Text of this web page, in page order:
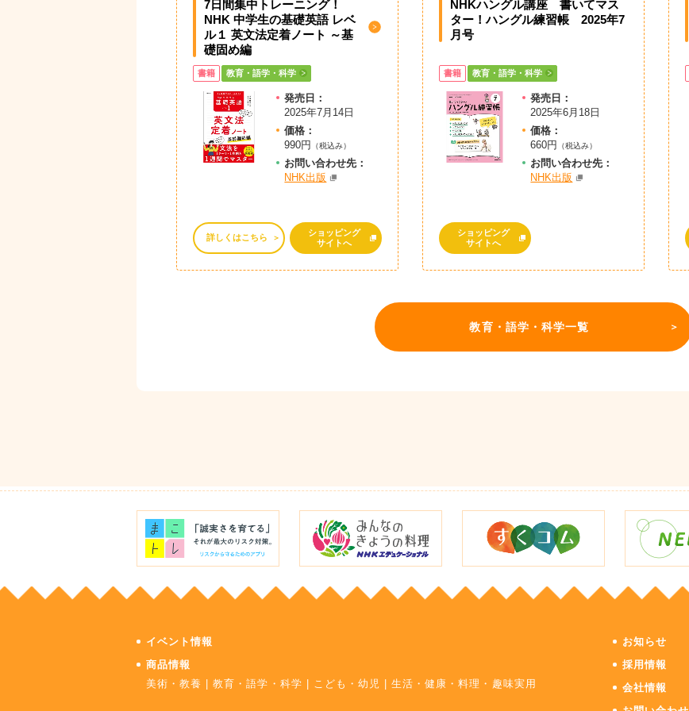
7日間集中トレーニング！
NHK 中学生の基礎英語 レベ
ル１ 英文法定着ノート ～基
礎固め編
書籍 教育・語学・科学
発売日：
2025年7月14日
価格：
990円
（税込み）
お問い合わせ先：
NHK出版
詳しくはこちら
ショッピング
サイトへ
NHKハングル講座 書いてマス
ター！ハングル練習帳 2025年7
月号
書籍 教育・語学・科学
発売日：
2025年6月18日
価格：
660円
（税込み）
お問い合わせ先：
NHK出版
ショッピング
サイトへ
教育・語学・科学一覧
イベント情報
商品情報
美術・教養
|教育・語学・科学 こども・幼児 |生活・健康・料理・趣味実用
お知らせ
採用情報
会社情報